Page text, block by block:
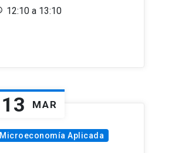
12:10 a 13:10
13 MAR
Microeconomía Aplicada